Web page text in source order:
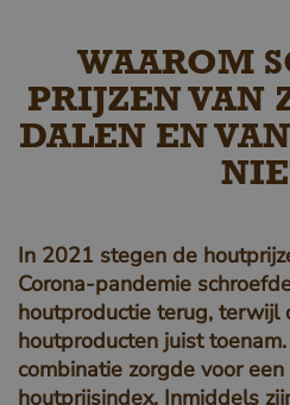
WAAROM
PRIJZEN VAN
DALEN EN
In 2021 stegen de
Corona-pandemie
houtproductie terug, terwijl
houtproducten juist
combinatie zorgde voor
houtprijsindex. Inmiddels